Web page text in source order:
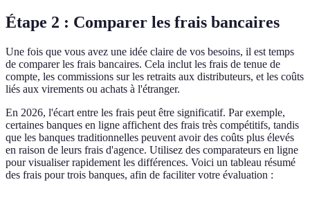
Étape 2 : Comparer les frais bancaires
Une fois que vous avez une idée claire de vos besoins, il est temps
de comparer les frais bancaires. Cela inclut les frais de tenue de
compte, les commissions sur les retraits aux distributeurs, et les coûts
liés aux virements ou achats à l'étranger.
En 2026, l'écart entre les frais peut être significatif. Par exemple,
certaines banques en ligne affichent des frais très compétitifs, tandis
que les banques traditionnelles peuvent avoir des coûts plus élevés
en raison de leurs frais d'agence. Utilisez des comparateurs en ligne
pour visualiser rapidement les différences. Voici un tableau résumé
des frais pour trois banques, afin de faciliter votre évaluation :